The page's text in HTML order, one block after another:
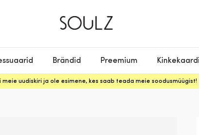
Brändid Preemium
meie uudiskiri ja ole esimene, kes saab teada meie soodusmüügist!